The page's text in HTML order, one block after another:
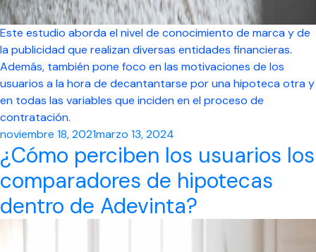
Este estudio aborda el nivel de conocimiento de marca y de
la publicidad que realizan diversas entidades financieras.
Además, también pone foco en las motivaciones de los
usuarios a la hora de decantantarse por una hipoteca otra y
en todas las variables que inciden en el proceso de
contratación.
Posted
on
noviembre 18, 2021marzo 13, 2024
¿Cómo perciben los usuarios los
comparadores de hipotecas
dentro de Adevinta?